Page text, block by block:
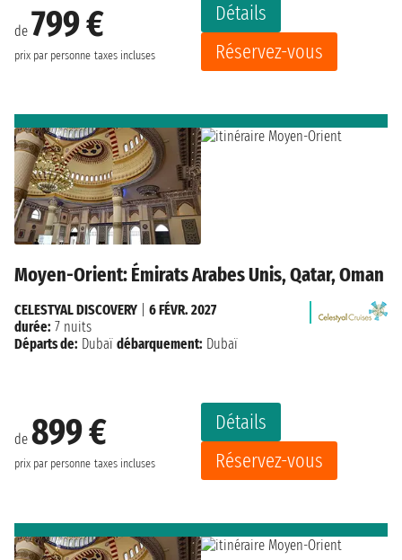
de 799 €
prix par personne taxes incluses
Détails
Réservez-vous
Moyen-Orient: Émirats Arabes Unis, Qatar, Oman
de 899 €
prix par personne taxes incluses
Détails
Réservez-vous
CELESTYAL DISCOVERY
6 FÉVR. 2027
durée: 7 nuits
Départs de: Dubaï débarquement: Dubaï